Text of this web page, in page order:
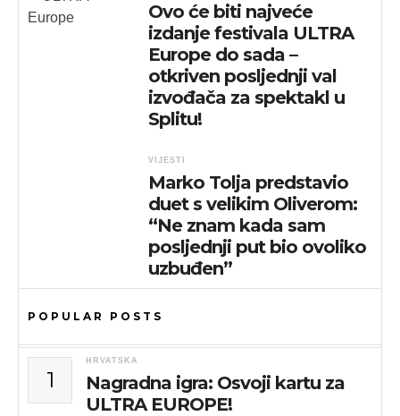
Ovo će biti najveće
izdanje festivala ULTRA
Europe do sada –
otkriven posljednji val
izvođača za spektakl u
Splitu!
VIJESTI
Marko Tolja predstavio
duet s velikim Oliverom:
“Ne znam kada sam
posljednji put bio ovoliko
uzbuđen”
POPULAR POSTS
1
HRVATSKA
Nagradna igra: Osvoji kartu za
ULTRA EUROPE!